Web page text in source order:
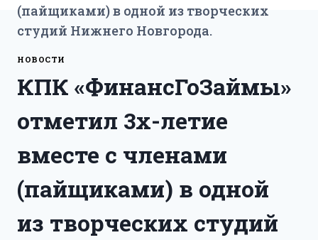
(пайщиками) в одной из творческих
студий Нижнего Новгорода.
НОВОСТИ
КПК «ФинансГоЗаймы»
отметил 3х-летие
вместе с членами
(пайщиками) в одной
из творческих студий